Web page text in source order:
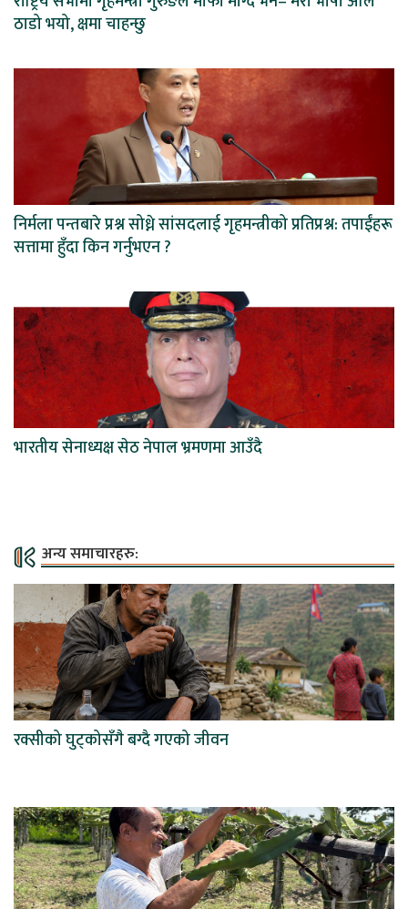
ठाडो भयो, क्षमा चाहन्छु
निर्मला पन्तबारे प्रश्न सोध्ने सांसदलाई गृहमन्त्रीको प्रतिप्रश्न: तपाईंहरू
सत्तामा हुँदा किन गर्नुभएन ?
भारतीय सेनाध्यक्ष सेठ नेपाल भ्रमणमा आउँदै
अन्य समाचारहरु:
रक्सीको घुट्कोसँगै बग्दै गएको जीवन